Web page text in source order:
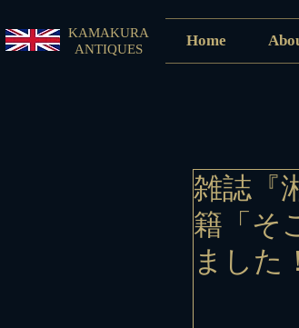
KAMAKURA
ANTIQUES
Home
雑誌『
籍「そ
ました！